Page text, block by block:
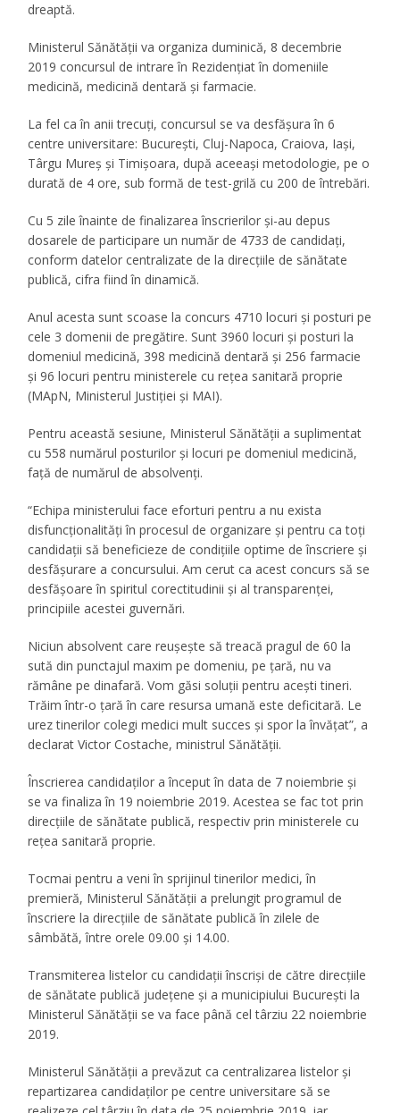
dreaptă.
Ministerul Sănătăţii va organiza duminică, 8 decembrie
2019 concursul de intrare în Rezidenţiat în domeniile
medicină, medicină dentară şi farmacie.
La fel ca în anii trecuţi, concursul se va desfăşura în 6
centre universitare: Bucureşti, Cluj-Napoca, Craiova, Iaşi,
Târgu Mureş şi Timişoara, după aceeaşi metodologie, pe o
durată de 4 ore, sub formă de test-grilă cu 200 de întrebări.
Cu 5 zile înainte de finalizarea înscrierilor şi-au depus
dosarele de participare un număr de 4733 de candidaţi,
conform datelor centralizate de la direcţiile de sănătate
publică, cifra fiind în dinamică.
Anul acesta sunt scoase la concurs 4710 locuri şi posturi pe
cele 3 domenii de pregătire. Sunt 3960 locuri şi posturi la
domeniul medicină, 398 medicină dentară şi 256 farmacie
şi 96 locuri pentru ministerele cu reţea sanitară proprie
(MApN, Ministerul Justiţiei şi MAI).
Pentru această sesiune, Ministerul Sănătăţii a suplimentat
cu 558 numărul posturilor şi locuri pe domeniul medicină,
faţă de numărul de absolvenţi.
“Echipa ministerului face eforturi pentru a nu exista
disfuncţionalităţi în procesul de organizare şi pentru ca toţi
candidaţii să beneficieze de condiţiile optime de înscriere şi
desfăşurare a concursului. Am cerut ca acest concurs să se
desfăşoare în spiritul corectitudinii şi al transparenţei,
principiile acestei guvernări.
Niciun absolvent care reuşeşte să treacă pragul de 60 la
sută din punctajul maxim pe domeniu, pe ţară, nu va
rămâne pe dinafară. Vom găsi soluţii pentru aceşti tineri.
Trăim într-o ţară în care resursa umană este deficitară. Le
urez tinerilor colegi medici mult succes şi spor la învăţat”, a
declarat Victor Costache, ministrul Sănătăţii.
Înscrierea candidaţilor a început în data de 7 noiembrie şi
se va finaliza în 19 noiembrie 2019. Acestea se fac tot prin
direcţiile de sănătate publică, respectiv prin ministerele cu
reţea sanitară proprie.
Tocmai pentru a veni în sprijinul tinerilor medici, în
premieră, Ministerul Sănătăţii a prelungit programul de
înscriere la direcţiile de sănătate publică în zilele de
sâmbătă, între orele 09.00 şi 14.00.
Transmiterea listelor cu candidaţii înscrişi de către direcţiile
de sănătate publică judeţene şi a municipiului Bucureşti la
Ministerul Sănătăţii se va face până cel târziu 22 noiembrie
2019.
Ministerul Sănătăţii a prevăzut ca centralizarea listelor şi
repartizarea candidaţilor pe centre universitare să se